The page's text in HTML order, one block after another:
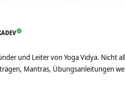
und Leiter von Yoga Vidya. Nicht
Mantras, Übungsanleitungen